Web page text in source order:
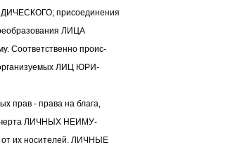
присоединения
ЛИЦА
Соответственно проис-
ЛИЦ ЮРИ-
- права на блага,
черта ЛИЧНЫХ НЕИМУ-
их носителей. ЛИЧНЫЕ